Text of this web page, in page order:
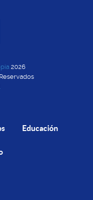
2026
Educación